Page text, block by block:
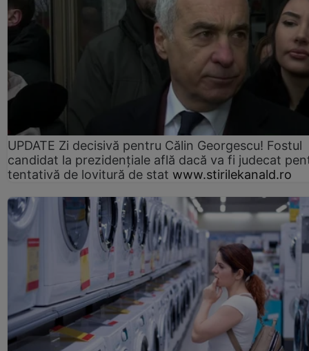
UPDATE Zi decisivă pentru Călin Georgescu! Fostul
candidat la prezidențiale află dacă va fi judecat
tentativă de lovitură de stat www.stirilekanald.ro